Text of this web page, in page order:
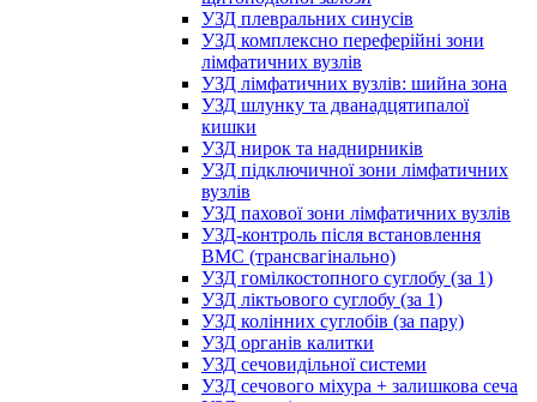
УЗД плевральних синусів
УЗД комплексно переферійні зони
лімфатичних вузлів
УЗД лімфатичних вузлів: шийна зона
УЗД шлунку та дванадцятипалої
кишки
УЗД нирок та наднирників
УЗД підключичної зони лімфатичних
вузлів
УЗД пахової зони лімфатичних вузлів
УЗД-контроль після встановлення
ВМС (трансвагінально)
УЗД гомілкостопного суглобу (за 1)
УЗД ліктьового суглобу (за 1)
УЗД колінних суглобів (за пару)
УЗД органів калитки
УЗД сечовидільної системи
УЗД сечового міхура + залишкова сеча